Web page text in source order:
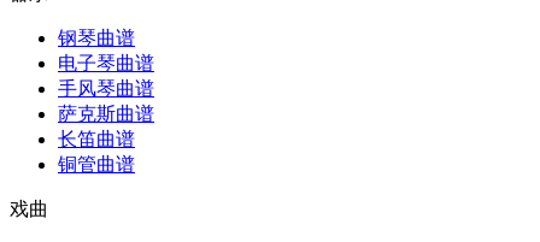
钢琴曲谱
电子琴曲谱
手风琴曲谱
萨克斯曲谱
长笛曲谱
铜管曲谱
戏曲